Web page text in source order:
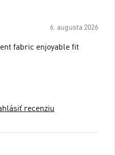
6. augusta 2026
fabric enjoyable fit
recenziu